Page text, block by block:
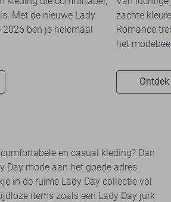
Met de nieuwe Lady
ben je helemaal
zachte
Romance
het
en casual kleding? Dan
Day mode aan het goede adres.
in de ruime Lady Day collectie vol
items zoals een Lady Day jurk